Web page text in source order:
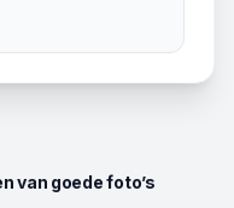
van goede foto’s